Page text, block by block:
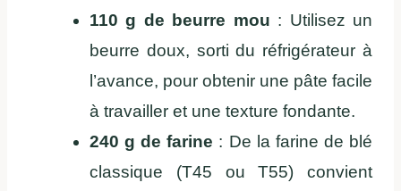
110 g de beurre mou : Utilisez un
beurre doux, sorti du réfrigérateur à
l’avance, pour obtenir une pâte facile
à travailler et une texture fondante.
240 g de farine : De la farine de blé
classique (T45 ou T55) convient